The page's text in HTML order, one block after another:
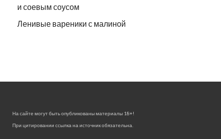
и соевым соусом
Ленивые вареники с малиной
На сайте могут быть опубликованы материалы 18+!
При цитировании ссылка на источник обязательна.